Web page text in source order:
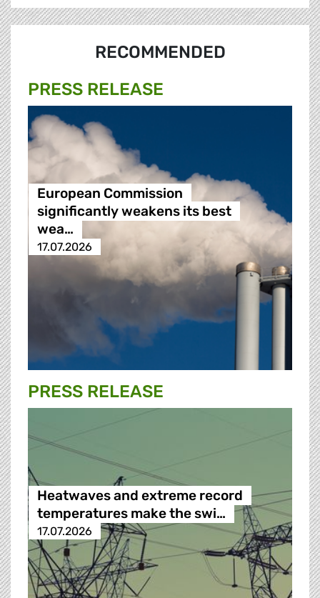
RECOMMENDED
PRESS RELEASE
European Commission
significantly weakens its best
wea…
17.07.2026
PRESS RELEASE
Heatwaves and extreme record
temperatures make the swi…
17.07.2026